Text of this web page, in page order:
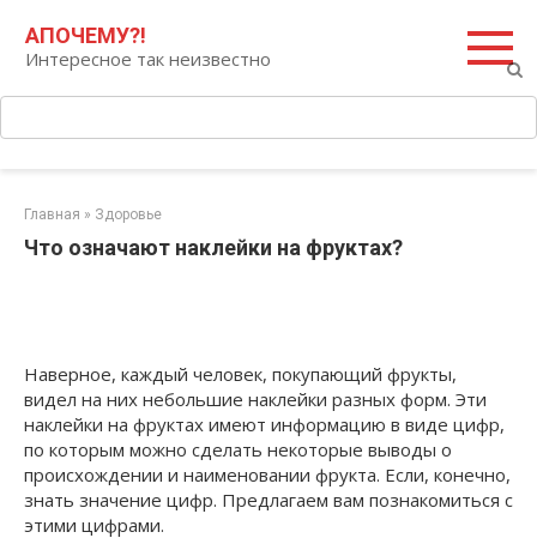
контенту
АПОЧЕМУ?!
Интересное так неизвестно
Главная » Здоровье
Что означают наклейки на фруктах?
Наверное, каждый человек, покупающий фрукты,
видел на них небольшие наклейки разных форм. Эти
наклейки на фруктах имеют информацию в виде цифр,
по которым можно сделать некоторые выводы о
происхождении и наименовании фрукта. Если, конечно,
знать значение цифр. Предлагаем вам познакомиться с
этими цифрами.